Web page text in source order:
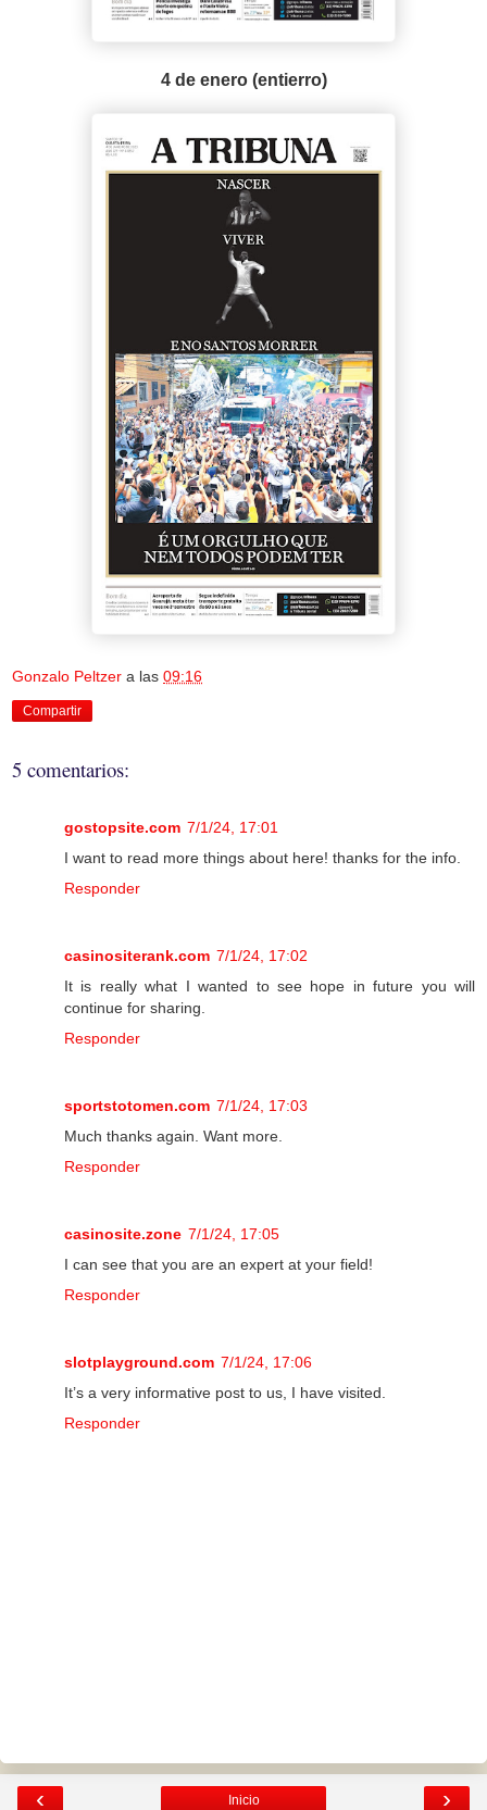
4 de enero (entierro)
Gonzalo Peltzer a las 09:16
Compartir
5 comentarios:
gostopsite.com 7/1/24, 17:01
I want to read more things about here! thanks for the info.
Responder
casinositerank.com 7/1/24, 17:02
It is really what I wanted to see hope in future you will
continue for sharing.
Responder
sportstotomen.com 7/1/24, 17:03
Much thanks again. Want more.
Responder
casinosite.zone 7/1/24, 17:05
I can see that you are an expert at your field!
Responder
slotplayground.com 7/1/24, 17:06
It’s a very informative post to us, I have visited.
Responder
‹ ›
Inicio